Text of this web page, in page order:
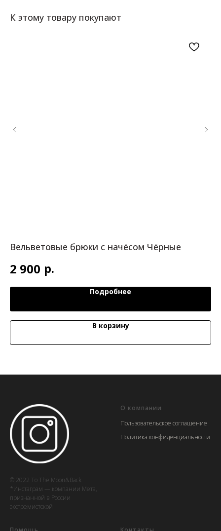
К этому товару покупают
Вельветовые брюки с начёсом Чёрные
2 900 р.
Подробнее
В корзину
© 2022 To The Moon&Back
*Инстаграм — компании Мета,
признанной в России
экстремистской
О компании
Пользовательское соглашение
Политика конфиденциальности